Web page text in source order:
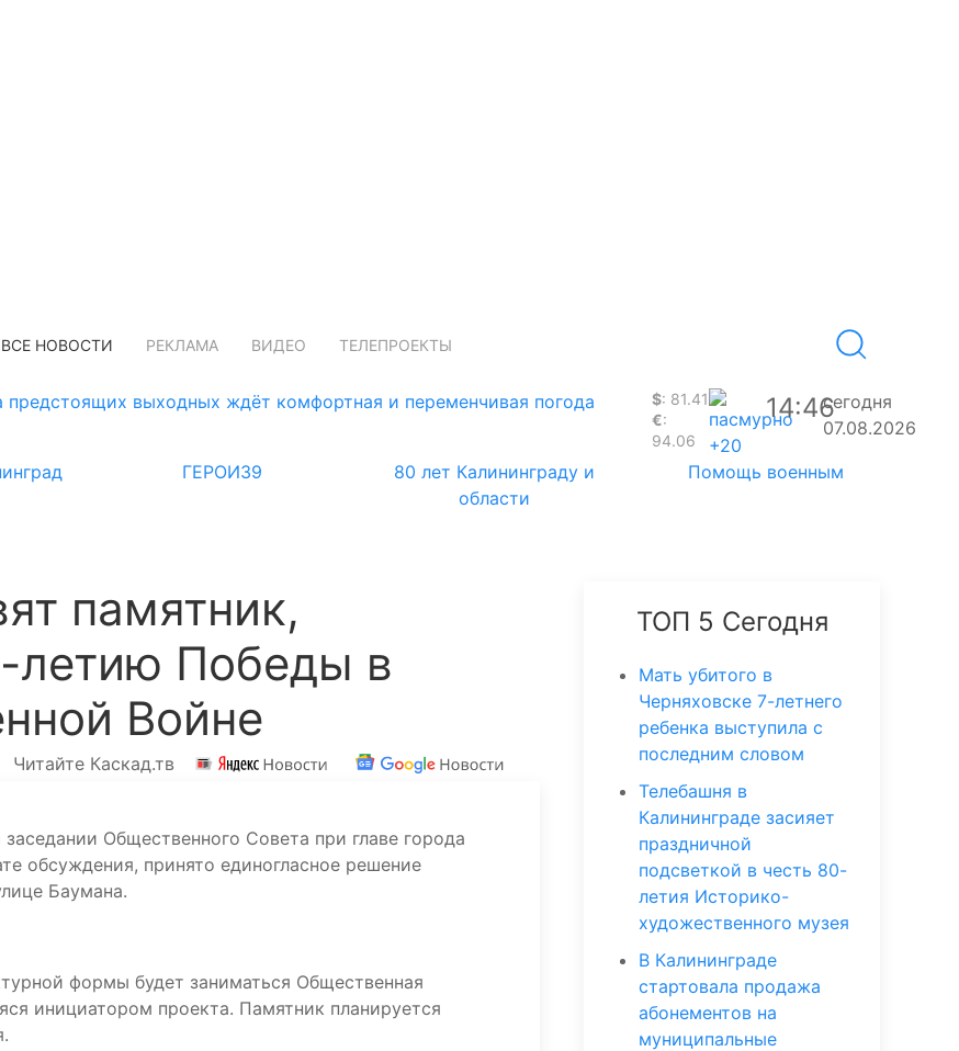
ВСЕ НОВОСТИ РЕКЛАМА ВИДЕО ТЕЛЕПРОЕКТЫ
предстоящих выходных ждёт комфортная и переменчивая погода $: 81.41
€:
94.06
+20
14:46сегодня
07.08.2026
ГЕРОИ39
80 лет Калининграду и
области
Помощь военным
памятник,
летию Победы в
Войне
Читайте Каскад.тв
Общественного Совета при главе города
обсуждения, принято единогласное решение
Баумана.
формы будет заниматься Общественная
инициатором проекта. Памятник планируется
ТОП 5 Сегодня
Мать убитого в
Черняховске 7-летнего
ребенка выступила с
последним словом
Телебашня в
Калининграде засияет
праздничной
подсветкой в честь 80-
летия Историко-
художественного музея
В Калининграде
стартовала продажа
абонементов на
муниципальные